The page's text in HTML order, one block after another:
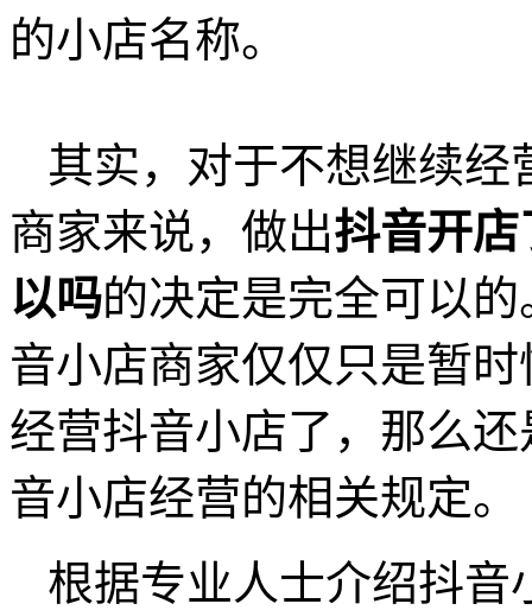
的小店名称。
其实，对于不想继续经
商家来说，做出抖音开
以吗的决定是完全可以
音小店商家仅仅只是暂
经营抖音小店了，那么
音小店经营的相关规定。
根据专业人士介绍抖音